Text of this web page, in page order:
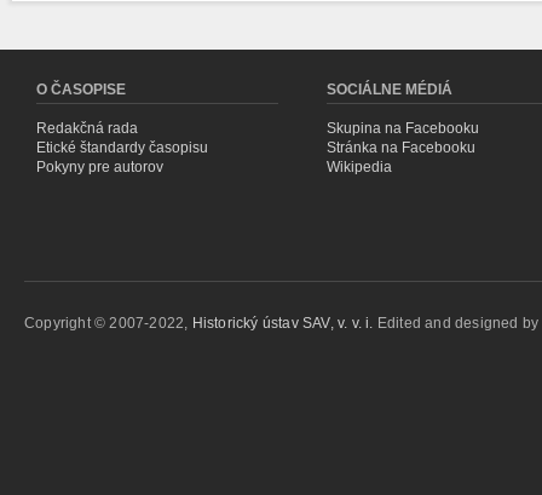
O ČASOPISE
Redakčná rada
Etické štandardy časopisu
Pokyny pre autorov
SOCIÁLNE MÉDIÁ
Skupina na Facebooku
Stránka na Facebooku
Wikipedia
Copyright © 2007-2022, Historický ústav SAV, v. v. i. Edited and designed by